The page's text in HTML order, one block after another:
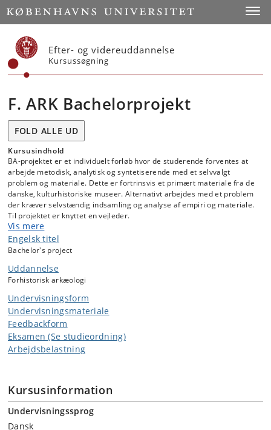
Start
Efter- og videreuddannelse
Kursussøgning
F. ARK Bachelorprojekt
FOLD ALLE UD
Kursusindhold
BA-projektet er et individuelt forløb hvor de studerende forventes at
arbejde metodisk, analytisk og syntetiserende med et selvvalgt
problem og materiale. Dette er fortrinsvis et primært materiale fra de
danske, kulturhistoriske museer. Alternativt arbejdes med et problem
der kræver selvstændig indsamling og analyse af empiri og materiale.
Til projektet er knyttet en vejleder.
I løbet af semesteret afholdes tre-fire workshops hvor de studerende
modtage feedback fra underviser og peers. Der kan suppleres med
oplæg vedr. relevante emner som opgavestrukturering,
litteratursøgning, databaser, osv.
Vis mere
Engelsk titel
Bachelor's project
Uddannelse
Forhistorisk arkæologi
Undervisningsform
Undervisningsmateriale
Feedbackform
Eksamen (Se studieordning)
Arbejdsbelastning
Kursusinformation
Undervisningssprog
Dansk